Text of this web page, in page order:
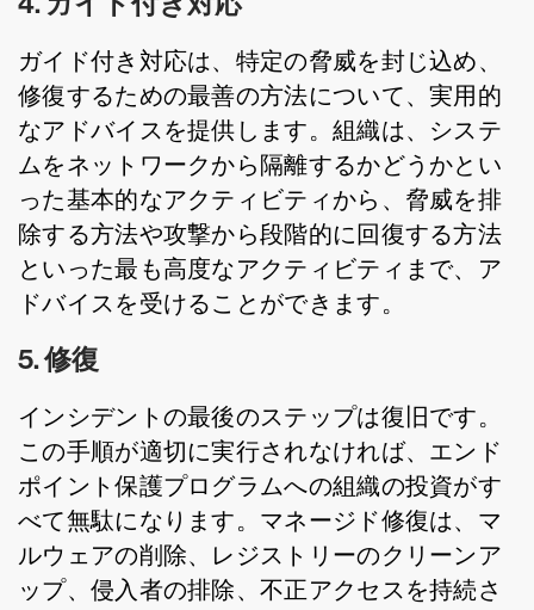
ガイド付き対応は、特定の脅威を封じ込め、
修復するための最善の方法について、実用的
なアドバイスを提供します。組織は、システ
ムをネットワークから隔離するかどうかとい
った基本的なアクティビティから、脅威を排
除する方法や攻撃から段階的に回復する方法
といった最も高度なアクティビティまで、ア
ドバイスを受けることができます。
5. 修復
インシデントの最後のステップは復旧です。
この手順が適切に実行されなければ、エンド
ポイント保護プログラムへの組織の投資がす
べて無駄になります。マネージド修復は、マ
ルウェアの削除、レジストリーのクリーンア
ップ、侵入者の排除、不正アクセスを持続さ